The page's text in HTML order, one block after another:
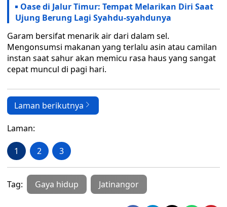
Oase di Jalur Timur: Tempat Melarikan Diri Saat
Ujung Berung Lagi Syahdu-syahdunya
Garam bersifat menarik air dari dalam sel.
Mengonsumsi makanan yang terlalu asin atau camilan
instan saat sahur akan memicu rasa haus yang sangat
cepat muncul di pagi hari.
Laman berikutnya
Laman:
1 2 3
Tag: Gaya hidup Jatinangor